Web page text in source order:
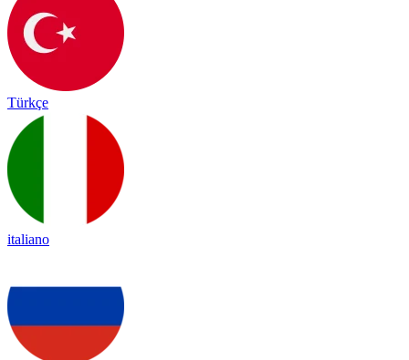
Türkçe
italiano